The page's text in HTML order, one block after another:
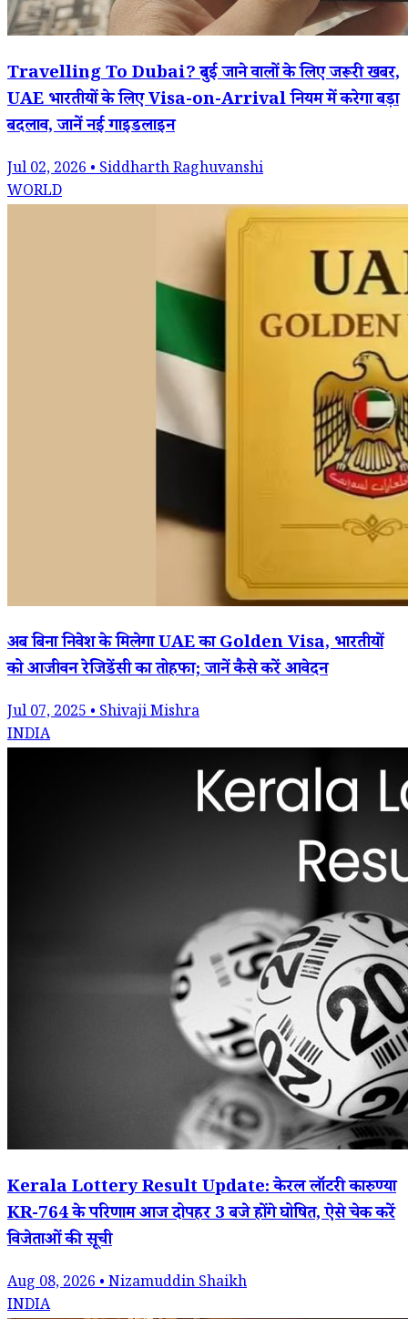
Travelling To Dubai? दुबई जाने वालों के लिए जरूरी खबर,
UAE भारतीयों के लिए Visa-on-Arrival नियम में करेगा बड़ा
बदलाव, जानें नई गाइडलाइन
Jul 02, 2026 • Siddharth Raghuvanshi
WORLD
अब बिना निवेश के मिलेगा UAE का Golden Visa, भारतीयों
को आजीवन रेजिडेंसी का तोहफा; जानें कैसे करें आवेदन
Jul 07, 2025 • Shivaji Mishra
INDIA
Kerala Lottery Result Update: केरल लॉटरी कारुण्या
KR-764 के परिणाम आज दोपहर 3 बजे होंगे घोषित, ऐसे चेक करें
विजेताओं की सूची
Aug 08, 2026 • Nizamuddin Shaikh
INDIA